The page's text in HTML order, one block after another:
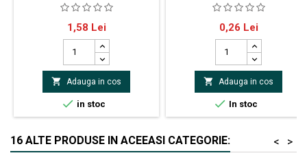
Semireglabil multitura 50K
Pret
1,58 Lei
 Adauga in cos
 in stoc
Producător SAMWHA Tip
Dimensiuni carcasă Ø6.3 x
11mm Temperatura de lucru
-55...105°C
Pret
0,26 Lei
 Adauga in cos
 In stoc
16 ALTE PRODUSE IN ACEEASI CATEGORIE: >
<